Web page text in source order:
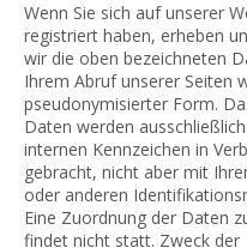
Wenn Sie sich auf unserer
registriert haben, erheben
wir die oben bezeichneten
Ihrem Abruf unserer Seiten
pseudonymisierter Form.
Daten werden
internen Kennzeichen in
gebracht, nicht aber mit
oder anderen
Eine Zuordnung der Daten
findet nicht statt. Zweck der